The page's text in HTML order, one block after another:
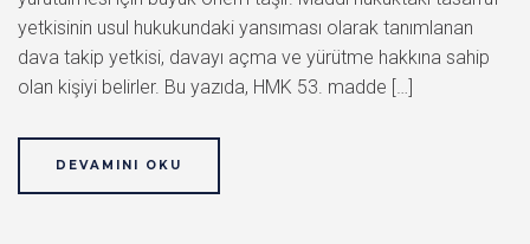
yetkisinin usul hukukundaki yansıması olarak tanımlanan
dava takip yetkisi, davayı açma ve yürütme hakkına sahip
olan kişiyi belirler. Bu yazıda, HMK 53. madde […]
DEVAMINI OKU